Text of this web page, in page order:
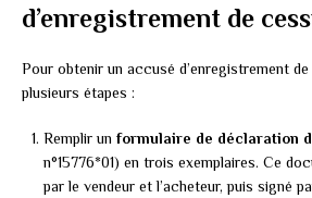
d’enregistrement de
Pour obtenir un accusé d’enregistrement
plusieurs étapes :
Remplir un formulaire de déclaration
n°15776*01) en trois exemplaires. Ce
par le vendeur et l’acheteur, puis signé